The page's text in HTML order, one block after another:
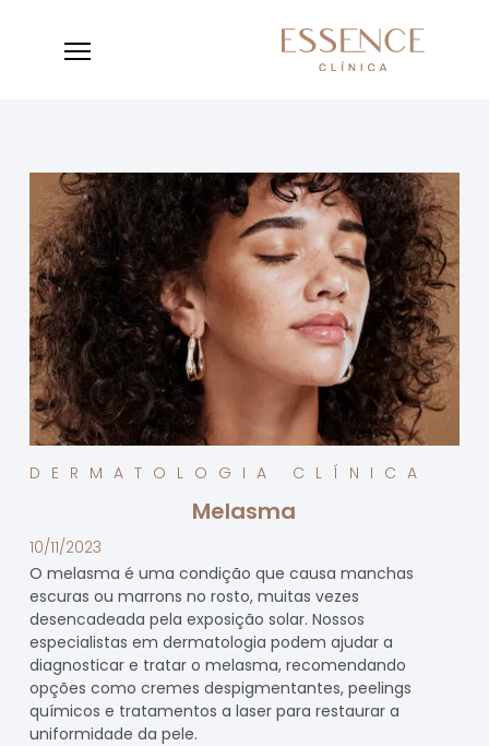
DERMATOLOGIA CLÍNICA
Melasma
10/11/2023
O melasma é uma condição que causa manchas
escuras ou marrons no rosto, muitas vezes
desencadeada pela exposição solar. Nossos
especialistas em dermatologia podem ajudar a
diagnosticar e tratar o melasma, recomendando
opções como cremes despigmentantes, peelings
químicos e tratamentos a laser para restaurar a
uniformidade da pele.